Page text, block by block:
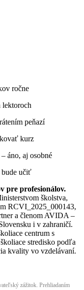
ročne
lektoroch
peňazí
kurz
áno, aj osobné
bude učiť
pre profesionálov.
školstva,
RCVI_2025_000143,
a členom AVIDA –
i v zahraničí.​​​​​​​​​​​​​​​​
centrum s
stredisko podľa
kvality vo vzdelávaní.
zážitok. Prehliadaním